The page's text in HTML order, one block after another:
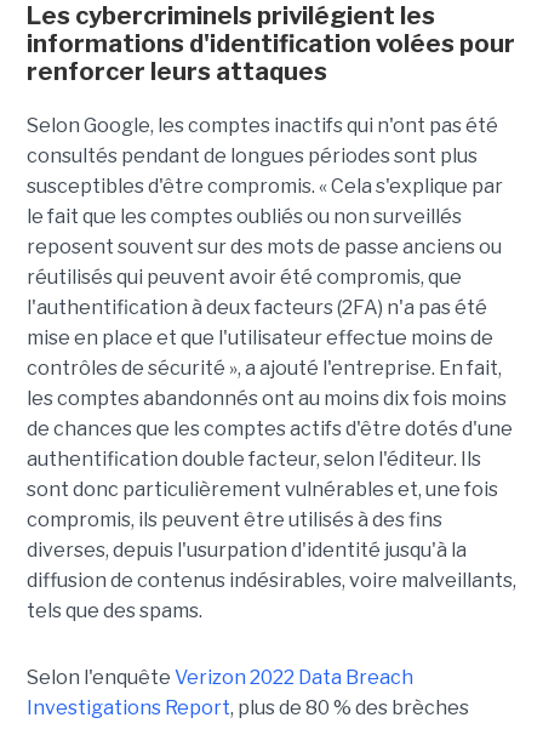
Les cybercriminels privilégient les
informations d'identification volées pour
renforcer leurs attaques
Selon Google, les comptes inactifs qui n'ont pas été
consultés pendant de longues périodes sont plus
susceptibles d'être compromis. « Cela s'explique par
le fait que les comptes oubliés ou non surveillés
reposent souvent sur des mots de passe anciens ou
réutilisés qui peuvent avoir été compromis, que
l'authentification à deux facteurs (2FA) n'a pas été
mise en place et que l'utilisateur effectue moins de
contrôles de sécurité », a ajouté l'entreprise. En fait,
les comptes abandonnés ont au moins dix fois moins
de chances que les comptes actifs d'être dotés d'une
authentification double facteur, selon l'éditeur. Ils
sont donc particulièrement vulnérables et, une fois
compromis, ils peuvent être utilisés à des fins
diverses, depuis l'usurpation d'identité jusqu'à la
diffusion de contenus indésirables, voire malveillants,
tels que des spams.
Selon l'enquête Verizon 2022 Data Breach
Investigations Report, plus de 80 % des brèches